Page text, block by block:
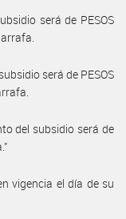
será de PESOS
será de PESOS
del subsidio será de
vigencia el día de su